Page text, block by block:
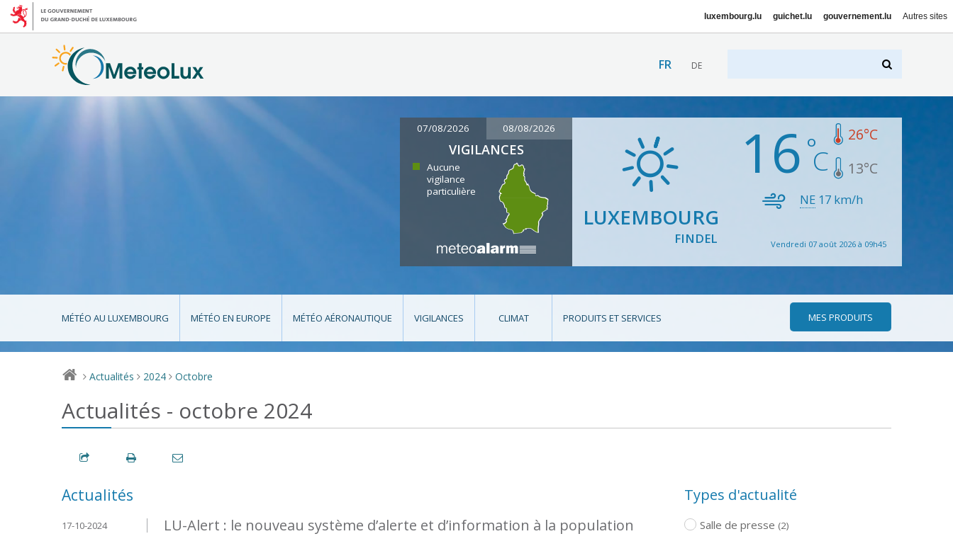
luxembourg.lu guichet.lu gouvernement.lu Autres sites
FR DE
07/08/2026 08/08/2026
VIGILANCES
Aucune
vigilance
particulière
LUXEMBOURG
FINDEL
16 26°C
13°C
NE 17 km/h
Vendredi 07 août 2026 à 09h45
MÉTÉO AU LUXEMBOURG MÉTÉO EN EUROPE MÉTÉO AÉRONAUTIQUE VIGILANCES CLIMAT PRODUITS ET SERVICES MES PRODUITS
> Actualités > 2024 > Octobre
Actualités - octobre 2024
Actualités
LU-Alert : le nouveau système d’alerte et d’information à la population
17-10-2024
Types d'actualité
Salle de presse (2)